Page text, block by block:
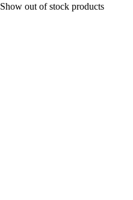
Show out of stock products